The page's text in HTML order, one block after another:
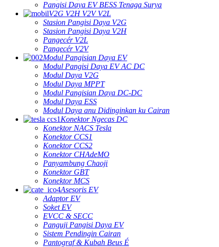
Pangisi Daya EV BESS Tenaga Surya
V2G V2H V2V V2L
Stasion Pangisi Daya V2G
Stasion Pangisi Daya V2H
Pangecér V2L
Pangecér V2V
Modul Pangisian Daya EV
Modul Pangisi Daya EV AC DC
Modul Daya V2G
Modul Daya MPPT
Modul Pangisian Daya DC-DC
Modul Daya ESS
Modul Daya anu Didinginkan ku Cairan
Konektor Ngecas DC
Konektor NACS Tesla
Konektor CCS1
Konektor CCS2
Konektor CHAdeMO
Panyambung Chaoji
Konektor GBT
Konektor MCS
Asesoris EV
Adaptor EV
Soket EV
EVCC & SECC
Panguji Pangisi Daya EV
Sistem Pendingin Cairan
Pantograf & Kubah Beus É